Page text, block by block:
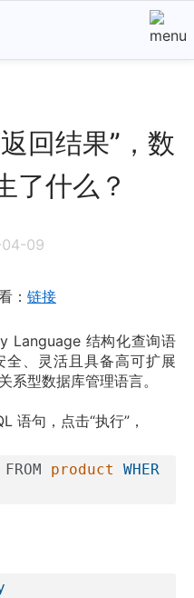
回结果”，数
了什么？
09
： 链接
Language 结构化查询语
、灵活且具备高可扩展
系型数据库管理语言。
语句，点击“执行”，
product
WHER